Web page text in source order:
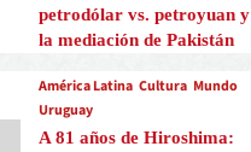
petrodólar vs. petroyuan y
la mediación de Pakistán
América Latina Cultura Mundo
Uruguay
A 81 años de Hiroshima: